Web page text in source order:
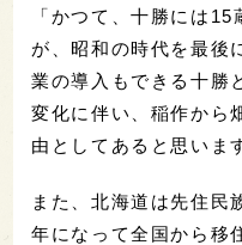
「かつて、十勝には
が、昭和の時代を最後
業の導入もできる十勝
変化に伴い、稲作から
由としてあると思いま
また、北海道は先住民
年になって全国から移